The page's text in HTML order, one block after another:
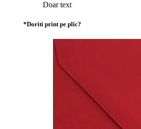
Doar text
*Doriti print pe plic?